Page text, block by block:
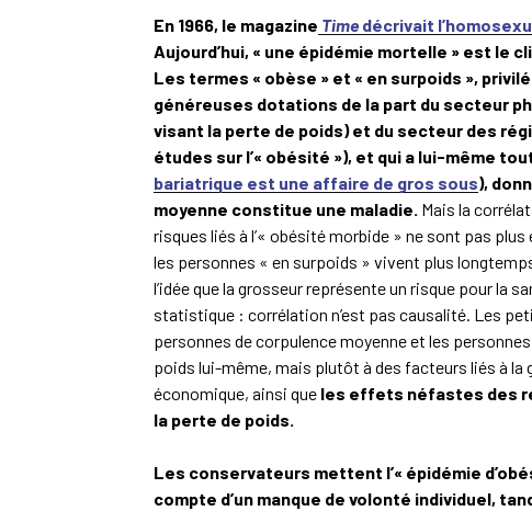
En 1966, le magazine Timedécrivait
Aujourd’hui, « une épidémie mortelle » est le
Les termes « obèse » et « en surpoids »,
généreuses dotations de la part du secteur
visant la perte de poids) et du secteur des
études sur l’« obésité »), et qui a lui-même
bariatrique est une affaire de gros sous),
moyenne constitue une maladie. Mais la
risques liés à l’« obésité morbide » ne sont pas
les personnes « en surpoids » vivent plus
l’idée que la grosseur représente un risque pour la
statistique : corrélation n’est pas causalité. Les
personnes de corpulence moyenne et les
poids lui-même, mais plutôt à des facteurs liés à
économique, ainsi que les effets néfastes des
la perte de poids.
Les conservateurs mettent l’« épidémie
compte d’un manque de volonté individuel,